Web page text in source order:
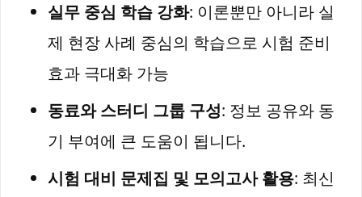
실무 중심 학습 강화: 이론뿐만 아니라 실
제 현장 사례 중심의 학습으로 시험 준비
효과 극대화 가능
동료와 스터디 그룹 구성: 정보 공유와 동
기 부여에 큰 도움이 됩니다.
시험 대비 문제집 및 모의고사 활용: 최신